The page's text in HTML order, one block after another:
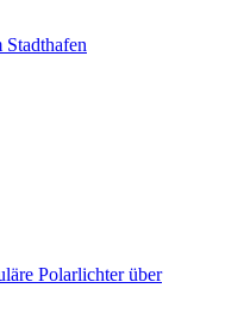
Polarlichter über